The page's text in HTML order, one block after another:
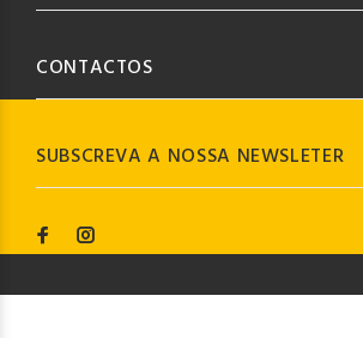
SUBSCREVA A NOSSA NEWSLETER
CONTACTOS